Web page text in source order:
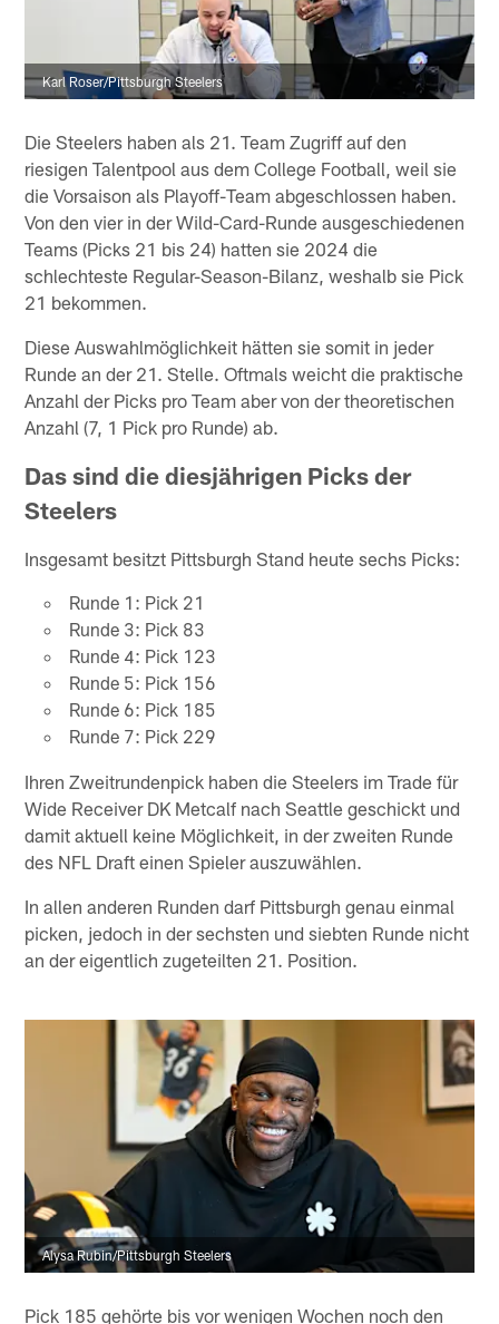
Karl Roser/Pittsburgh Steelers
Die Steelers haben als 21. Team Zugriff auf den
riesigen Talentpool aus dem College Football, weil sie
die Vorsaison als Playoff-Team abgeschlossen haben.
Von den vier in der Wild-Card-Runde ausgeschiedenen
Teams (Picks 21 bis 24) hatten sie 2024 die
schlechteste Regular-Season-Bilanz, weshalb sie Pick
21 bekommen.
Diese Auswahlmöglichkeit hätten sie somit in jeder
Runde an der 21. Stelle. Oftmals weicht die praktische
Anzahl der Picks pro Team aber von der theoretischen
Anzahl (7, 1 Pick pro Runde) ab.
Das sind die diesjährigen Picks der
Steelers
Insgesamt besitzt Pittsburgh Stand heute sechs Picks:
Runde 1: Pick 21
Runde 3: Pick 83
Runde 4: Pick 123
Runde 5: Pick 156
Runde 6: Pick 185
Runde 7: Pick 229
Ihren Zweitrundenpick haben die Steelers im Trade für
Wide Receiver DK Metcalf nach Seattle geschickt und
damit aktuell keine Möglichkeit, in der zweiten Runde
des NFL Draft einen Spieler auszuwählen.
In allen anderen Runden darf Pittsburgh genau einmal
picken, jedoch in der sechsten und siebten Runde nicht
an der eigentlich zugeteilten 21. Position.
Alysa Rubin/Pittsburgh Steelers
Pick 185 gehörte bis vor wenigen Wochen noch den